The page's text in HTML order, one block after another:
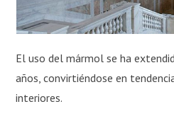
El uso del mármol se ha
años, convirtiéndose en
interiores.